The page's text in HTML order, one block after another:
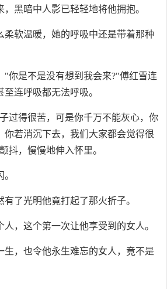
黑暗中人影已轻轻地将他拥抱。
柔软温暖，她的呼吸中还是带着那种
"你是不是没有想到我会来?"傅红雪连
连呼吸都无法呼吸。
过得很苦，可是你千万不能灰心，你
你若消沉下去，我们大家都会觉得很
抖，慢慢地伸入怀里。
了光明他竟打起了那火折子。
，这个第一次让他享受到的女人。
生，也令他永生难忘的女人，竟不是